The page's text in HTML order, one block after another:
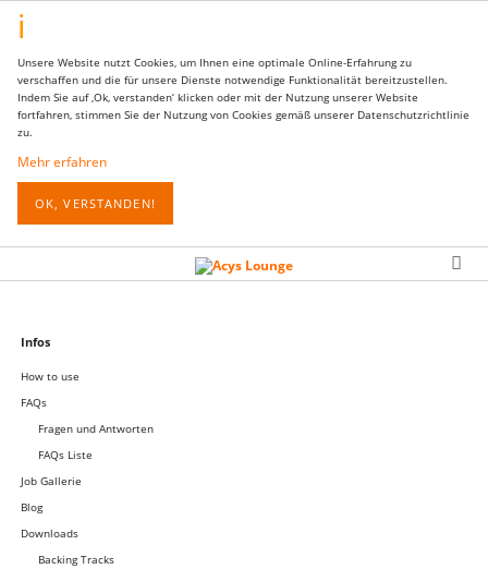
Unsere Website nutzt Cookies, um Ihnen eine optimale Online-Erfahrung zu
verschaffen und die für unsere Dienste notwendige Funktionalität bereitzustellen.
Indem Sie auf ‚Ok, verstanden‘ klicken oder mit der Nutzung unserer Website
fortfahren, stimmen Sie der Nutzung von Cookies gemäß unserer Datenschutzrichtlinie
zu.
Mehr erfahren
OK, VERSTANDEN!
Navigation
Infos
How to use
FAQs
Fragen und Antworten
FAQs Liste
Job Gallerie
Blog
Downloads
Backing Tracks